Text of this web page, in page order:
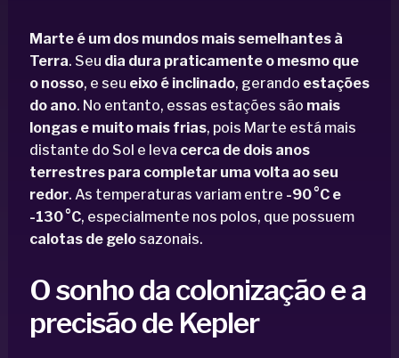
Marte é um dos mundos mais semelhantes à
Terra. Seu dia dura praticamente o mesmo que
o nosso, e seu eixo é inclinado, gerando estações
do ano. No entanto, essas estações são mais
longas e muito mais frias, pois Marte está mais
distante do Sol e leva cerca de dois anos
terrestres para completar uma volta ao seu
redor. As temperaturas variam entre -90 °C e
-130 °C, especialmente nos polos, que possuem
calotas de gelosazonais.
O sonho da colonização e a
precisão de Kepler